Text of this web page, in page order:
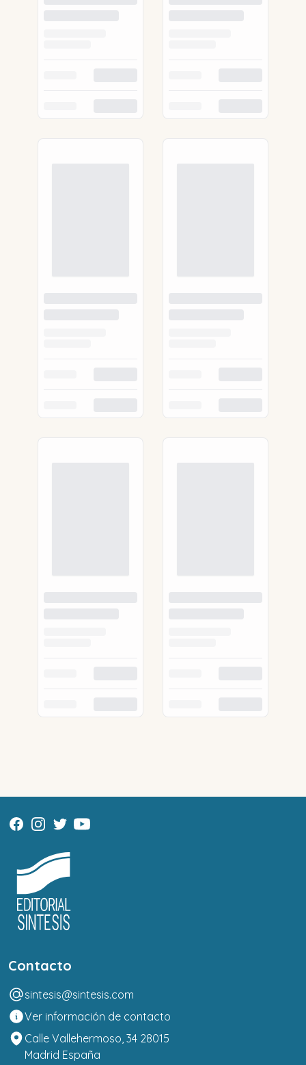
Contacto
sintesis@sintesis.com
Ver información de contacto
Calle Vallehermoso, 34 28015
Madrid España